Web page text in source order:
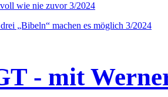
wie nie zuvor 3/2024
„Bibeln“ machen es möglich 3/2024
- mit